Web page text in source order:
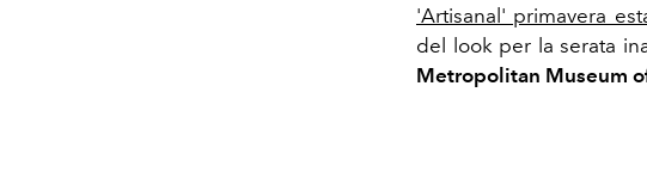
'Artisanal' primavera
del look per la serata
Metropolitan Museum